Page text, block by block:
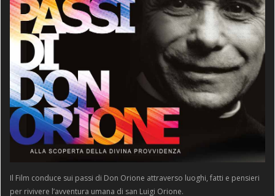
Il Film conduce sui passi di Don Orione attraverso luoghi, fatti e pensieri
per rivivere l’avventura umana di san Luigi Orione.